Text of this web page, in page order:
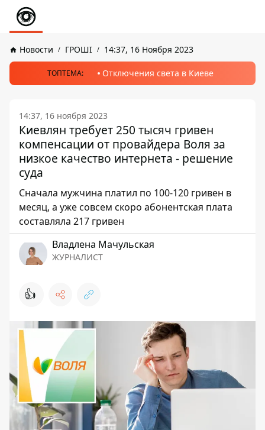
Новости ГРОШІ 14:37, 16 Ноября 2023
ТОПТЕМА: Отключения света в Киеве
14:37, 16 ноября 2023
Киевлян требует 250 тысяч гривен
компенсации от провайдера Воля за
низкое качество интернета - решение
суда
Сначала мужчина платил по 100-120 гривен в
месяц, а уже совсем скоро абонентская плата
составляла 217 гривен
Владлена Мачульская
ЖУРНАЛИСТ
👍